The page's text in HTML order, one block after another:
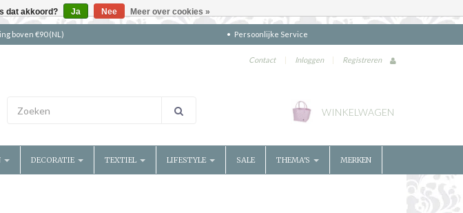
boven €90 (NL) Persoonlijke Service
Contact | Inloggen | Registreren
WINKELWAGEN
DECORATIE TEXTIEL LIFESTYLE SALE THEMA'S MERKEN
dat akkoord? Ja Nee Meer over cookies »